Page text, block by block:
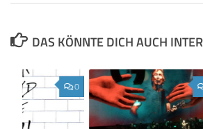
DAS KÖNNTE DICH AUCH
0